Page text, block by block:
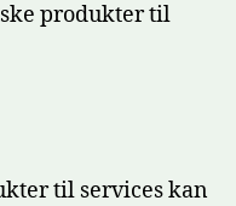
produkter til
til services kan